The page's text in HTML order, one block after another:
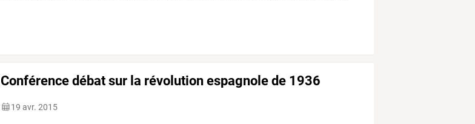
Conférence débat sur la révolution espagnole de 1936
19 avr. 2015